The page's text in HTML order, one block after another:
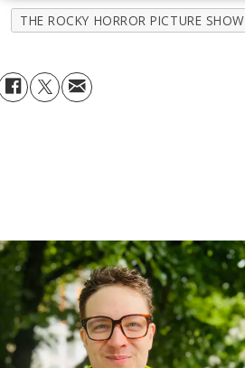
THE ROCKY HORROR PICTURE SHOW